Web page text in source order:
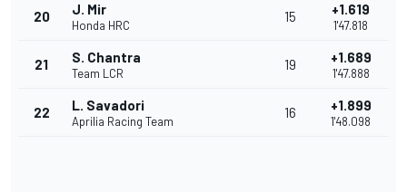
20 J. Mir
Honda HRC
15 +1.619
1'47.818
21 S. Chantra
Team LCR
19 +1.689
1'47.888
22 L. Savadori
Aprilia Racing Team
16 +1.899
1'48.098